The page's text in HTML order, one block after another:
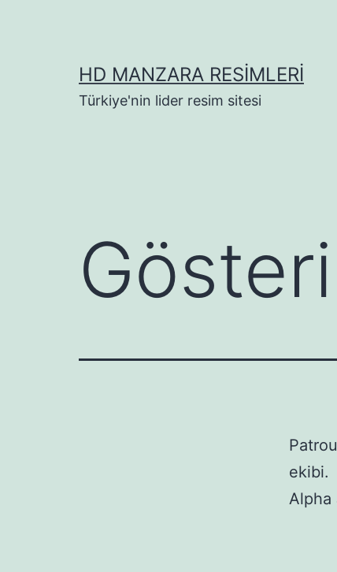
HD MANZARA RESIMLERI
Türkiye'nin lider resim sitesi
ekibi.
Alpha